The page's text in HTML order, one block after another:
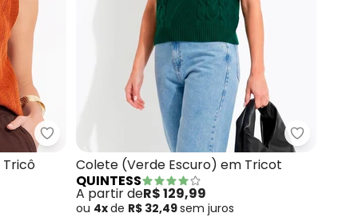
Risca de Giz Pink com Faixa para Amarrar
Quintess - Colete (Marrom) em Malha TricôQuintess
Colete (Verde Escuro) em Tricot
QUINTESS
A partir deR$ 129,99
ou 4xde R$ 32,49sem juros